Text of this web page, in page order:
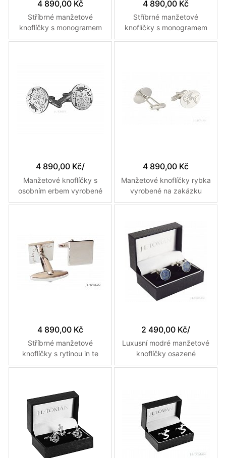
4 890,00 Kč
Stříbrné manžetové
knoflíčky s monogramem
VV č. 5 vyrobené na
4 890,00 Kč
Stříbrné manžetové
knoflíčky s monogramem
ZC č. 7 vyrobené na míru
4 890,00 Kč/
Manžetové knoflíčky s
osobním erbem vyrobené
na zakázku
4 890,00 Kč
Manžetové knoflíčky rybka
vyrobené na zakázku
4 890,00 Kč
Stříbrné manžetové
knoflíčky s rytinou in te
confido vyrobené na
2 490,00 Kč/
Luxusní modré manžetové
knoflíčky osazené
kamenem ze sodalitu ve